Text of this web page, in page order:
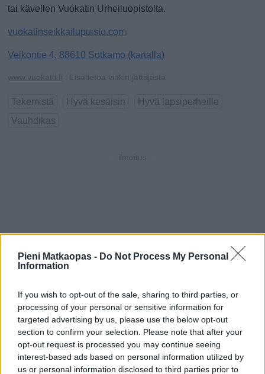
Pieni Matkaopas - Do Not Process My Personal
Information
If you wish to opt-out of the sale, sharing to third parties, or
processing of your personal or sensitive information for
targeted advertising by us, please use the below opt-out
section to confirm your selection. Please note that after your
opt-out request is processed you may continue seeing
interest-based ads based on personal information utilized by
us or personal information disclosed to third parties prior to
tai kävellen Vuokatin Urheiluopistolta.
vuokatinseikkailupuisto.com
Veikontie 4, 88610 Sotkamo (kartalla)
www.vuokatti.fi : Lisätietoa vinkin jättäjästä
Tekemistä Hyvä kesäisin
Hyvä lapsiperheille
Vauhdikas